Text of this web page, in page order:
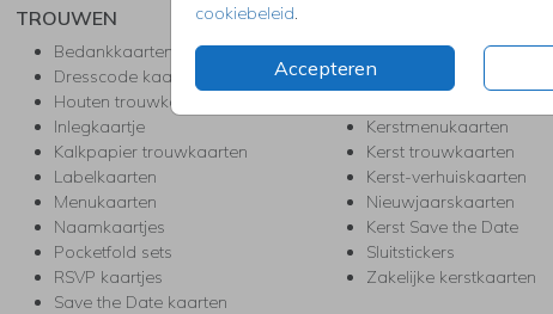
cookiebeleid
Accepteren
TROUWEN
Bedankkaarten
Dresscode kaartjes
Houten trouwkaarten
Inlegkaartje
Kalkpapier trouwkaarten
Labelkaarten
Menukaarten
Naamkaartjes
Pocketfold sets
RSVP kaartjes
Save the Date kaarten
Kerstkaarten
Kerstborrel uitnodigingen
Kerstmenukaarten
Kerst trouwkaarten
Kerst-verhuiskaarten
Nieuwjaarskaarten
Kerst Save the Date
Sluitstickers
Zakelijke kerstkaarten